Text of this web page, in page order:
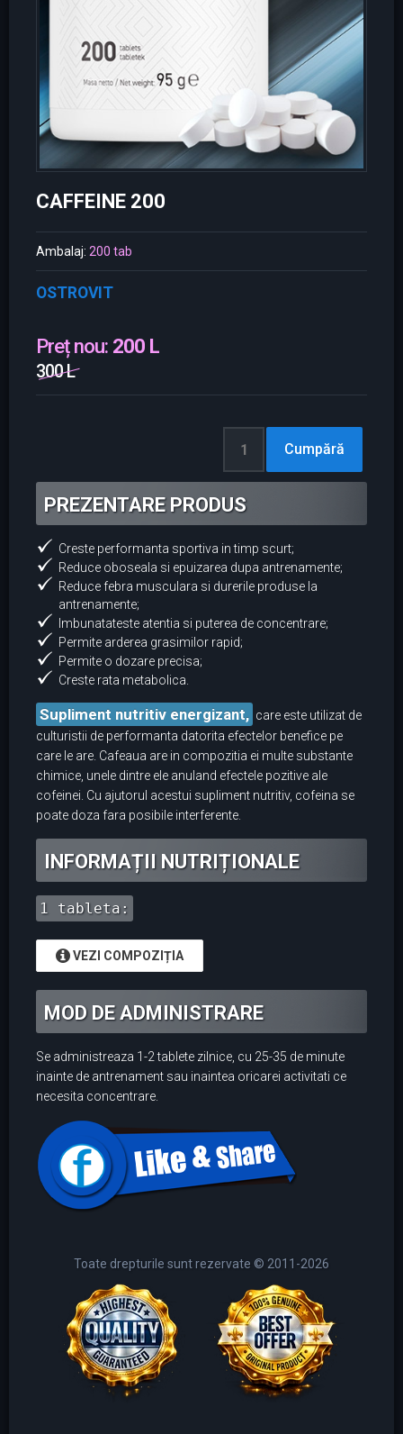
CAFFEINE 200
Ambalaj: 200 tab
OSTROVIT
Preț nou: 200 L
300 L
PREZENTARE PRODUS
Creste performanta sportiva in timp scurt;
Reduce oboseala si epuizarea dupa antrenamente;
Reduce febra musculara si durerile produse la
antrenamente;
Imbunatateste atentia si puterea de concentrare;
Permite arderea grasimilor rapid;
Permite o dozare precisa;
Creste rata metabolica.
Supliment nutritiv energizant, care este utilizat de
culturistii de performanta datorita efectelor benefice pe
care le are. Cafeaua are in compozitia ei multe substante
chimice, unele dintre ele anuland efectele pozitive ale
cofeinei. Cu ajutorul acestui supliment nutritiv, cofeina se
poate doza fara posibile interferente.
INFORMAȚII NUTRIȚIONALE
1 tableta:
VEZI COMPOZIȚIA
MOD DE ADMINISTRARE
Se administreaza 1-2 tablete zilnice, cu 25-35 de minute
inainte de antrenament sau inaintea oricarei activitati ce
necesita concentrare.
Toate drepturile sunt rezervate © 2011-2026